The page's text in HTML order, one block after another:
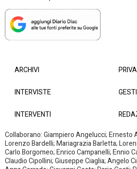
ARCHIVI
INTERVISTE
INTERVENTI
Collaborano: Giampiero Angelucci; Ernesto
Lorenzo Bardelli; Mariagrazia Barletta;
Carlo Borgomeo; Enrico Campanelli; Ennio
Claudio Cipollini; Giuseppe Ciaglia; Angelo